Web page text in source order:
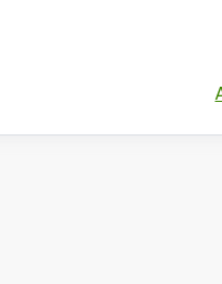
reizes: pirmreizēji – 90
– 45 dienas pirms
tiek nosūtīti no
elektronisko adresi (e-